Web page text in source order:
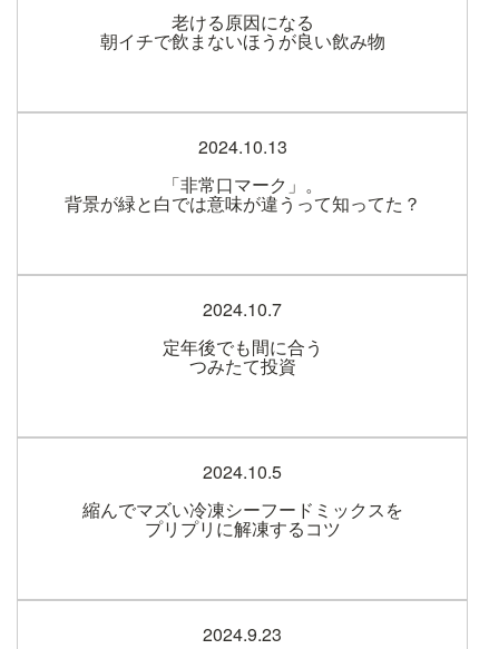
老ける原因になる
朝イチで飲まないほうが良い飲み物
2024.10.13
「非常口マーク」。
背景が緑と白では意味が違うって知ってた？
2024.10.7
定年後でも間に合う
つみたて投資
2024.10.5
縮んでマズい冷凍シーフードミックスを
プリプリに解凍するコツ
2024.9.23